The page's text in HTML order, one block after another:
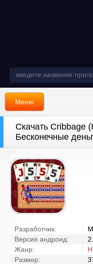
Меню
Скачать
Бесконечные
Разработчик:
Версия андроид:
Жанр:
Размер: